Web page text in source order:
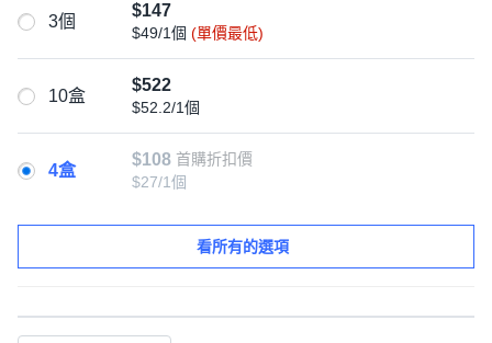
3個
$147
$49/1個 (單價最低)
10盒
$522
$52.2/1個
4盒
$108 首購折扣價
$27/1個
看所有的選項